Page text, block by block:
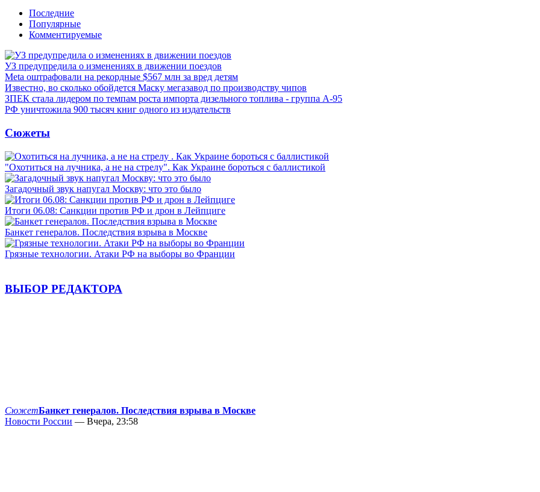
Последние
Популярные
Комментируемые
УЗ предупредила о изменениях в движении поездов
Meta оштрафовали на рекордные $567 млн за вред детям
Известно, во сколько обойдется Маску мегазавод по производству чипов
ЗПЕК стала лидером по темпам роста импорта дизельного топлива - группа А-95
РФ уничтожила 900 тысяч книг одного из издательств
Сюжеты
"Охотиться на лучника, а не на стрелу". Как Украине бороться с баллистикой
Загадочный звук напугал Москву: что это было
Итоги 06.08: Санкции против РФ и дрон в Лейпциге
Банкет генералов. Последствия взрыва в Москве
Грязные технологии. Атаки РФ на выборы во Франции
ВЫБОР РЕДАКТОРА
СюжетБанкет генералов. Последствия взрыва в Москве
Новости России — Вчера, 23:58